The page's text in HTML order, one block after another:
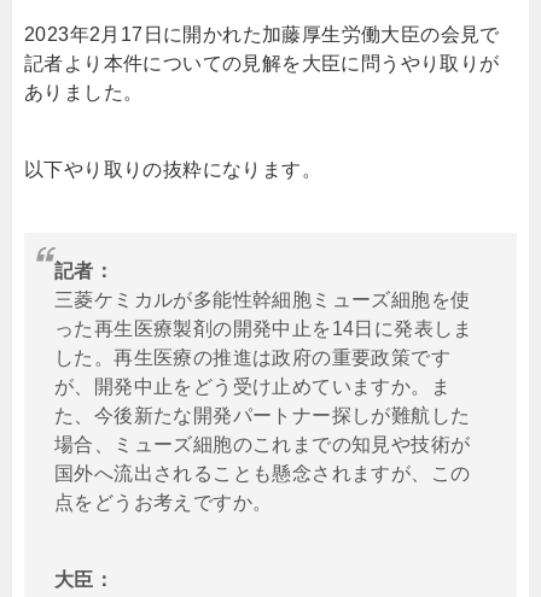
2023年2月17日に開かれた加藤厚生労働大臣の会見で
記者より本件についての見解を大臣に問うやり取りが
ありました。
以下やり取りの抜粋になります。
記者：
三菱ケミカルが多能性幹細胞ミューズ細胞を使
った再生医療製剤の開発中止を14日に発表しま
した。再生医療の推進は政府の重要政策です
が、開発中止をどう受け止めていますか。ま
た、今後新たな開発パートナー探しが難航した
場合、ミューズ細胞のこれまでの知見や技術が
国外へ流出されることも懸念されますが、この
点をどうお考えですか。
大臣：